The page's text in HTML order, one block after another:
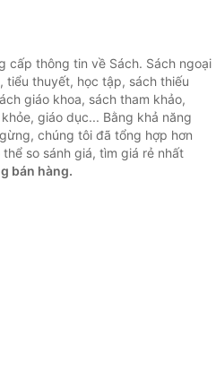
cấp thông tin về Sách. Sách ngoại
tiểu thuyết, học tập, sách thiếu
giáo khoa, sách tham khảo,
giáo dục... Bằng khả năng
chúng tôi đã tổng hợp hơn
so sánh giá, tìm giá rẻ nhất
bán hàng.